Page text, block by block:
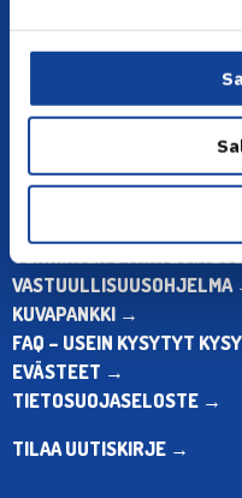
Muina aikoina olkaa
sähköpostitse:
KAIKKI YHTEYSTIEDOT →
TENNIKSEN STRATEGIA
VASTUULLISUUSOHJELMA
KUVAPANKKI →
FAQ – USEIN KYSYTYT
EVÄSTEET →
TIETOSUOJASELOSTE →
TILAA UUTISKIRJE →